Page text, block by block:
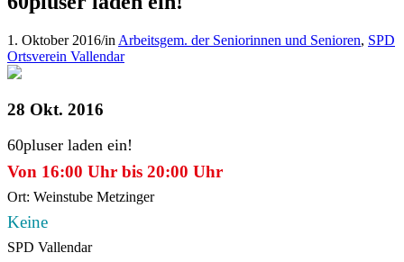
1. Oktober 2016/in Arbeitsgem. der Seniorinnen und Senioren, SPD
Ortsverein Vallendar
28 Okt. 2016
60pluser laden ein!
Von 16:00 Uhr bis 20:00 Uhr
Ort: Weinstube Metzinger
Keine
SPD Vallendar